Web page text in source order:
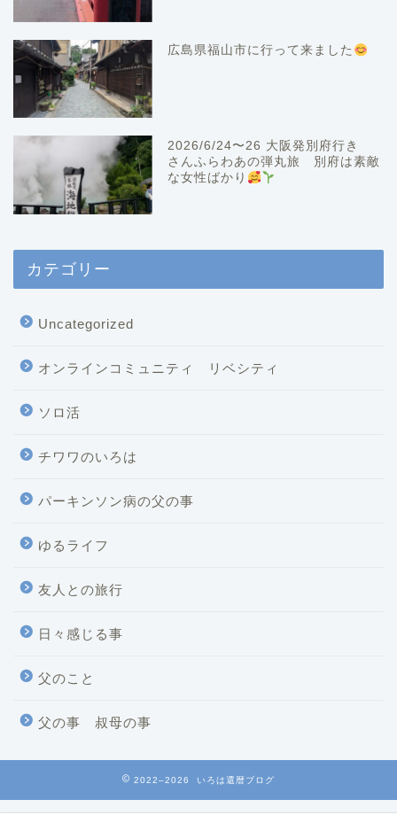
広島県福山市に行って来ました
2026/6/24〜26 大阪発別府行き
さんふらわあの弾丸旅 別府は素敵
な女性ばかり
カテゴリー
Uncategorized
オンラインコミュニティ リベシティ
ソロ活
チワワのいろは
パーキンソン病の父の事
ゆるライフ
友人との旅行
日々感じる事
父のこと
父の事 叔母の事
2022–2026 いろは還暦ブログ